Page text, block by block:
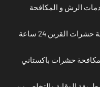
الرش و المكافحة
القرين 24 ساعة
حشرات باكستاني